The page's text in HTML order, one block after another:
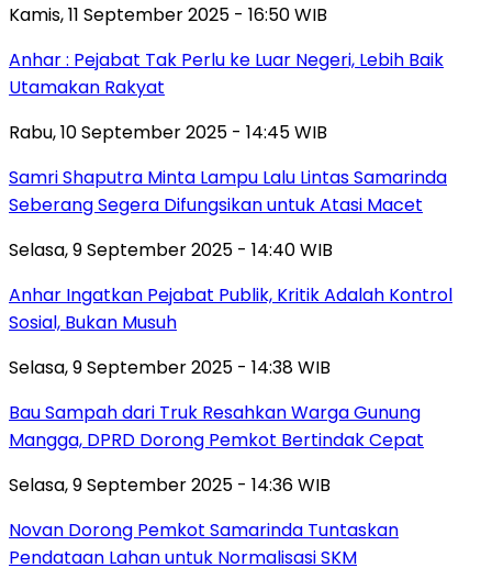
Kamis, 11 September 2025 - 16:50 WIB
Anhar : Pejabat Tak Perlu ke Luar Negeri, Lebih Baik
Utamakan Rakyat
Rabu, 10 September 2025 - 14:45 WIB
Samri Shaputra Minta Lampu Lalu Lintas Samarinda
Seberang Segera Difungsikan untuk Atasi Macet
Selasa, 9 September 2025 - 14:40 WIB
Anhar Ingatkan Pejabat Publik, Kritik Adalah Kontrol
Sosial, Bukan Musuh
Selasa, 9 September 2025 - 14:38 WIB
Bau Sampah dari Truk Resahkan Warga Gunung
Mangga, DPRD Dorong Pemkot Bertindak Cepat
Selasa, 9 September 2025 - 14:36 WIB
Novan Dorong Pemkot Samarinda Tuntaskan
Pendataan Lahan untuk Normalisasi SKM